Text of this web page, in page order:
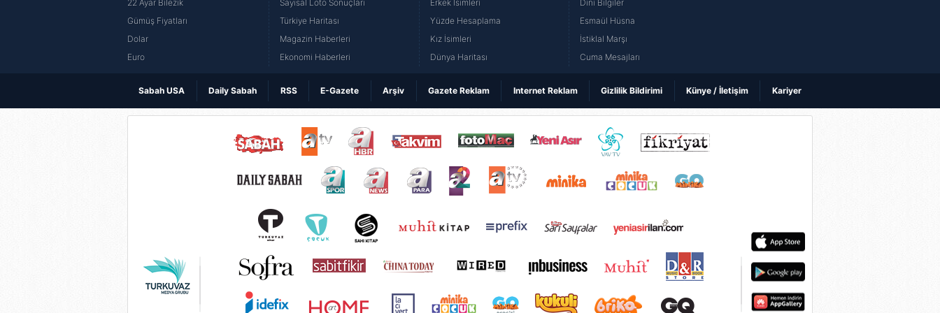
22 Ayar Bilezik
Gümüş Fiyatları
Dolar
Euro
Sayısal Loto Sonuçları
Türkiye Haritası
Magazin Haberleri
Ekonomi Haberleri
Erkek İsimleri
Yüzde Hesaplama
Kız İsimleri
Dünya Haritası
Dini Bilgiler
Esmaül Hüsna
İstiklal Marşı
Cuma Mesajları
Sabah USA Daily Sabah RSS E-Gazete Arşiv Gazete Reklam Internet Reklam Gizlilik Bildirimi Künye / İletişim Kariyer